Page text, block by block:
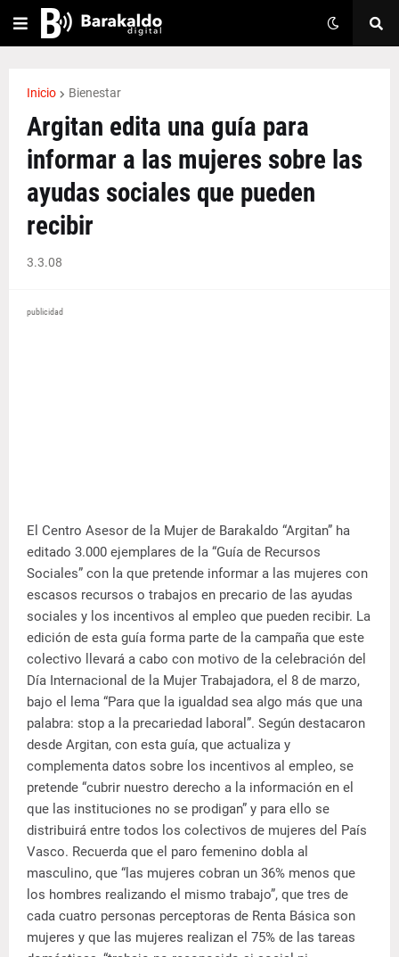
Inicio Bienestar
Argitan edita una guía para
informar a las mujeres sobre las
ayudas sociales que pueden
recibir
3.3.08
publicidad
El Centro Asesor de la Mujer de Barakaldo “Argitan” ha
editado 3.000 ejemplares de la “Guía de Recursos
Sociales” con la que pretende informar a las mujeres con
escasos recursos o trabajos en precario de las ayudas
sociales y los incentivos al empleo que pueden recibir. La
edición de esta guía forma parte de la campaña que este
colectivo llevará a cabo con motivo de la celebración del
Día Internacional de la Mujer Trabajadora, el 8 de marzo,
bajo el lema “Para que la igualdad sea algo más que una
palabra: stop a la precariedad laboral”. Según destacaron
desde Argitan, con esta guía, que actualiza y
complementa datos sobre los incentivos al empleo, se
pretende “cubrir nuestro derecho a la información en el
que las instituciones no se prodigan” y para ello se
distribuirá entre todos los colectivos de mujeres del País
Vasco. Recuerda que el paro femenino dobla al
masculino, que “las mujeres cobran un 36% menos que
los hombres realizando el mismo trabajo”, que tres de
cada cuatro personas perceptoras de Renta Básica son
mujeres y que las mujeres realizan el 75% de las tareas